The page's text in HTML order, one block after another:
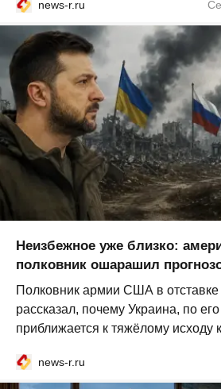
news-r.ru
Неизбежное уже близко:
полковник ошарашил
Полковник армии США в отставке
рассказал, почему Украина, по
приближается к тяжёлому исходу
news-r.ru